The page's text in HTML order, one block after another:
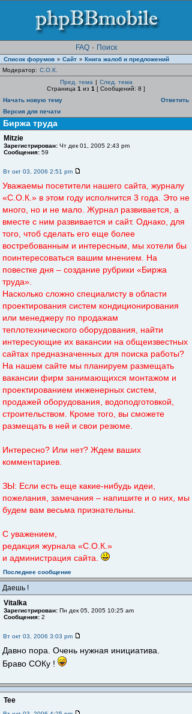
FAQ · Поиск
Список форумов » Сайт » Книга жалоб и предложений
Модератор: С.О.К.
Пред. тема | След. тема
Страница 1 из 1 [ Сообщений: 8 ]
Начать новую тему
Ответить
Версия для печати
Биржа труда
Mitzie
Зарегистрирован: Чт дек 01, 2005 2:43 pm
Сообщения: 59
Вт окт 03, 2006 2:51 pm
Уважаемы посетители нашего сайта, журналу
«С.О.К.» в этом году исполнится 3 года. Это не
много, но и не мало. Журнал развивается, а
вместе с ним развивается и сайт. Однако, для
того, чтоб сделать его еще более
востребованным и интересным, мы хотели бы
поинтересоваться вашим мнением. На
повестке дня – создание рубрики «Биржа
труда».
Насколько сложно специалисту в области
проектирования систем кондиционирования
или менеджеру по продажам
теплотехнического оборудования, найти
интересующие их вакансии на общеизвестных
сайтах предназначенных для поиска работы?
На нашем сайте мы планируем размещать
вакансии фирм занимающихся монтажом и
проектированием инженерных систем,
продажей оборудования, водоподготовкой,
строительством. Кроме того, вы сможете
размещать в ней и свои резюме.
Интересно? Или нет? Ждем ваших
комментариев.
ЗЫ: Если есть еще какие-нибудь идеи,
пожелания, замечания – напишите и о них, мы
будем вам весьма признательны.
С уважением,
редакция журнала «С.О.К.»
и администрация сайта.
Последнее сообщение
Даешь !
Vitalka
Зарегистрирован: Пн дек 05, 2005 10:25 am
Сообщения: 2
Вт окт 03, 2006 3:03 pm
Давно пора. Очень нужная инициатива.
Браво СОКу !
Tee